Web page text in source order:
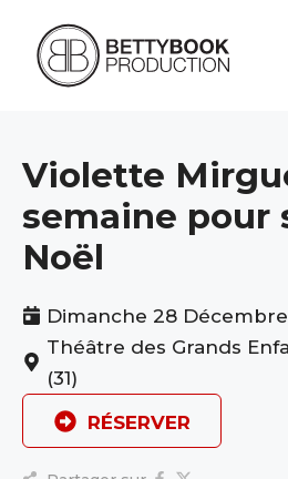
contenu
Violette
semaine pour
Noël
Dimanche 28
Théâtre des Grands
(31)
RÉSERVER